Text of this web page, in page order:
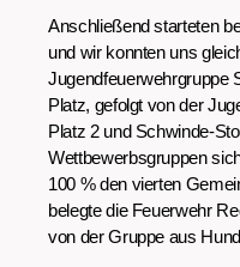
Anschließend starteten
und wir konnten uns
Jugendfeuerwehrgruppe
Platz, gefolgt von der
Platz 2 und Schwinde-
Wettbewerbsgruppen
100 % den vierten
belegte die Feuerwehr
von der Gruppe aus